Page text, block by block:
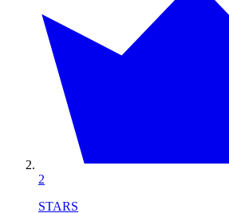
2
STARS